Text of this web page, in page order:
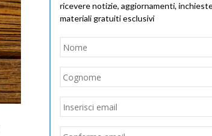
ricevere notizie, aggiornamenti,
materiali gratuiti esclusivi
Nome
Email